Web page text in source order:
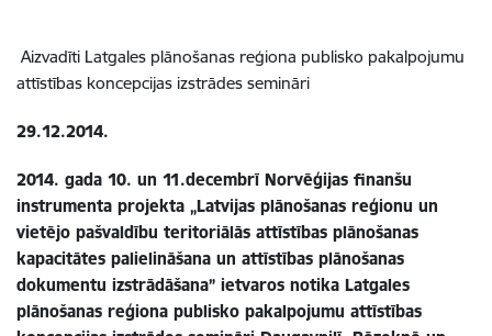
Aizvadīti Latgales plānošanas reģiona publisko pakalpojumu
attīstības koncepcijas izstrādes semināri
29.12.2014.
2014. gada 10. un 11.decembrī Norvēģijas finanšu
instrumenta projekta „Latvijas plānošanas reģionu un
vietējo pašvaldību teritoriālās attīstības plānošanas
kapacitātes palielināšana un attīstības plānošanas
dokumentu izstrādāšana” ietvaros notika Latgales
plānošanas reģiona publisko pakalpojumu attīstības